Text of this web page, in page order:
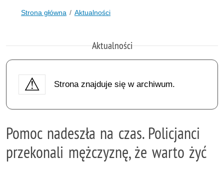
Strona główna Aktualności
Aktualności
Strona znajduje się w archiwum.
Pomoc nadeszła na czas. Policjanci
przekonali mężczyznę, że warto żyć